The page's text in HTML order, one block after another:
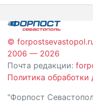
©
2006 — 2026
Почта редакции:
Политика обработки
"Форпост